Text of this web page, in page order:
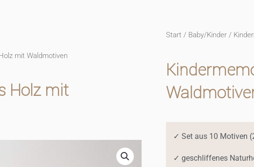
mit Waldmotiven
Holz mit
Start / Baby/Kinder /
✓ Set aus 10 Motiven
✓ geschliffenes